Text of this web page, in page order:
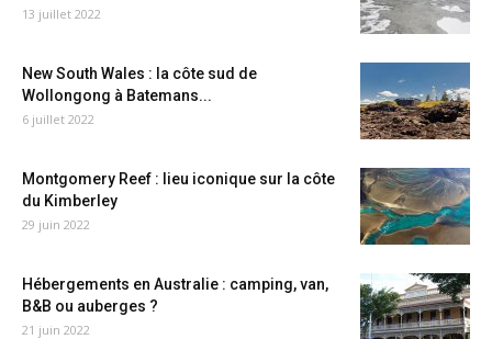
13 juillet 2022
New South Wales : la côte sud de
Wollongong à Batemans...
6 juillet 2022
Montgomery Reef : lieu iconique sur la côte
du Kimberley
29 juin 2022
Hébergements en Australie : camping, van,
B&B ou auberges ?
21 juin 2022